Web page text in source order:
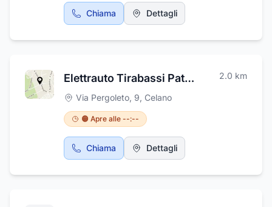
tettoie ristrutturazione bagni, pavimentazione,
cartongesso, lavori di rifinitura edile.
Chiama Dettagli
Elettrauto Tirabassi Patrizio 2.0 km
Via Pergoleto, 9, Celano
🟠 Apre alle --:--
Chiama Dettagli